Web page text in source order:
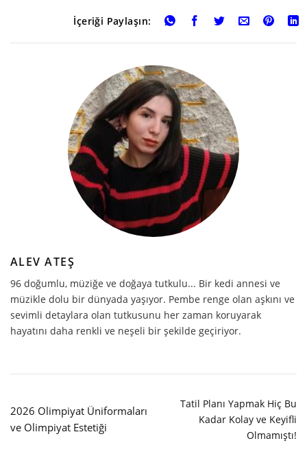
İçeriği Paylaşın:
ALEV ATEŞ
96 doğumlu, müziğe ve doğaya tutkulu... Bir kedi annesi ve
müzikle dolu bir dünyada yaşıyor. Pembe renge olan aşkını ve
sevimli detaylara olan tutkusunu her zaman koruyarak
hayatını daha renkli ve neşeli bir şekilde geçiriyor.
2026 Olimpiyat Üniformaları
ve Olimpiyat Estetiği
Tatil Planı Yapmak Hiç Bu
Kadar Kolay ve Keyifli
Olmamıştı!